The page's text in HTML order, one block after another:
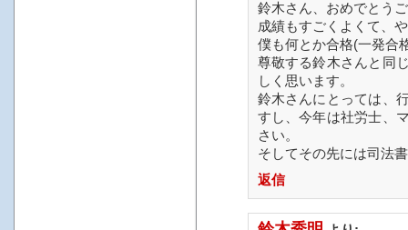
鈴木さん、おめでとう
成績もすごくよくて、
僕も何とか合格(一発合
尊敬する鈴木さんと同
しく思います。
鈴木さんにとっては、
すし、今年は社労士、
さい。
そしてその先には司法
返信